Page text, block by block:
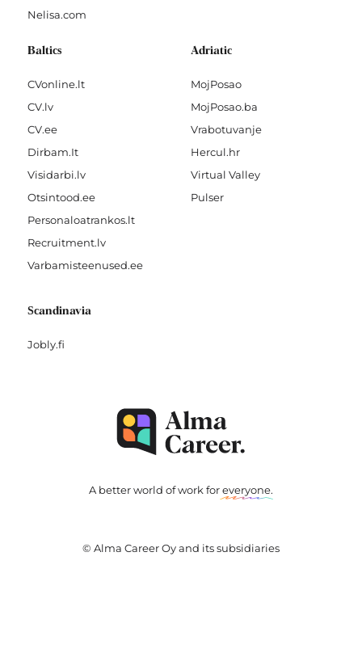
Nelisa.com
Baltics
CVonline.lt
CV.lv
CV.ee
Dirbam.It
Visidarbi.lv
Otsintood.ee
Personaloatrankos.lt
Recruitment.lv
Varbamisteenused.ee
Adriatic
MojPosao
MojPosao.ba
Vrabotuvanje
Hercul.hr
Virtual Valley
Pulser
Scandinavia
Jobly.fi
A better world of work foreveryone.
© Alma Career Oy and its subsidiaries